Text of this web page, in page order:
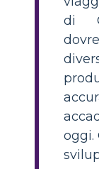
di
oggi.